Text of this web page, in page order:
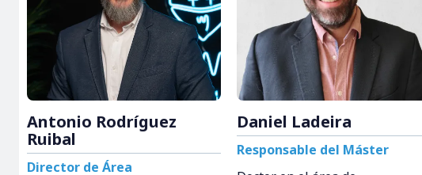
Antonio Rodríguez
Ruibal
Director de Área
Daniel Ladeira
Responsable del Máster